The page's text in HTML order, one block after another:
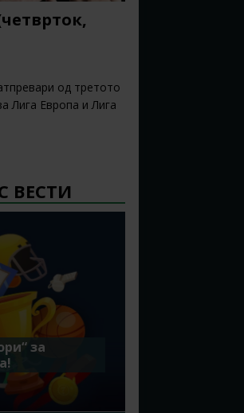
од третото
Лига Европа и Лига
ВЕСТИ
за